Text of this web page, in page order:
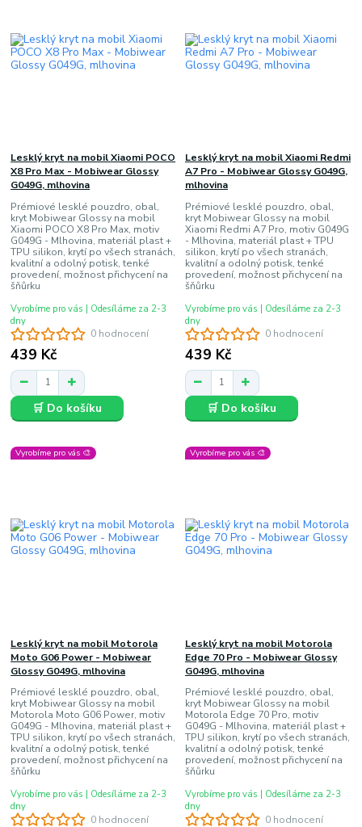
0 hodnocení
Lesklý kryt na mobil Xiaomi POCO
X8 Pro Max - Mobiwear Glossy
G049G, mlhovina
Prémiové lesklé pouzdro, obal,
kryt Mobiwear Glossy na mobil
Xiaomi POCO X8 Pro Max, motiv
G049G - Mlhovina, materiál plast +
TPU silikon, krytí po všech stranách,
kvalitní a odolný potisk, tenké
provedení, možnost přichycení na
šňůrku
439 Kč
Vyrobíme pro vás | Odesíláme za 2-3
dny
🛒 Do košíku
0 hodnocení
Lesklý kryt na mobil Xiaomi Redmi
A7 Pro - Mobiwear Glossy G049G,
mlhovina
Prémiové lesklé pouzdro, obal,
kryt Mobiwear Glossy na mobil
Xiaomi Redmi A7 Pro, motiv G049G
- Mlhovina, materiál plast + TPU
silikon, krytí po všech stranách,
kvalitní a odolný potisk, tenké
provedení, možnost přichycení na
šňůrku
439 Kč
Vyrobíme pro vás | Odesíláme za 2-3
dny
🛒 Do košíku
Vyrobíme pro vás 🎨
0 hodnocení
Lesklý kryt na mobil Motorola
Moto G06 Power - Mobiwear
Glossy G049G, mlhovina
Prémiové lesklé pouzdro, obal,
kryt Mobiwear Glossy na mobil
Motorola Moto G06 Power, motiv
G049G - Mlhovina, materiál plast +
TPU silikon, krytí po všech stranách,
kvalitní a odolný potisk, tenké
provedení, možnost přichycení na
šňůrku
Vyrobíme pro vás | Odesíláme za 2-3
dny
Vyrobíme pro vás 🎨
0 hodnocení
Lesklý kryt na mobil Motorola
Edge 70 Pro - Mobiwear Glossy
G049G, mlhovina
Prémiové lesklé pouzdro, obal,
kryt Mobiwear Glossy na mobil
Motorola Edge 70 Pro, motiv
G049G - Mlhovina, materiál plast +
TPU silikon, krytí po všech stranách,
kvalitní a odolný potisk, tenké
provedení, možnost přichycení na
šňůrku
Vyrobíme pro vás | Odesíláme za 2-3
dny